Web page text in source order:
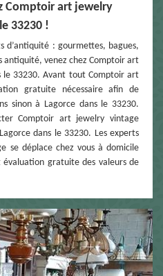
Comptoir art jewelry
33230 !
d’antiquité : gourmettes, bagues,
antiquité, venez chez Comptoir art
le 33230. Avant tout Comptoir art
gratuite nécessaire afin de
sinon à Lagorce dans le 33230.
Comptoir art jewelry vintage
dans le 33230. Les experts
se déplace chez vous à domicile
évaluation gratuite des valeurs de